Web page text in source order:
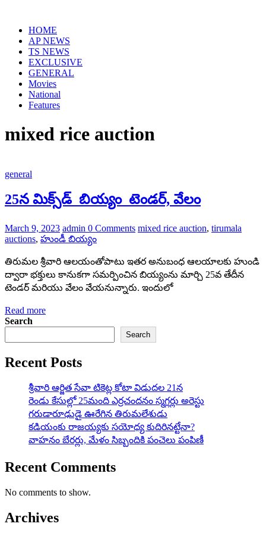
contentHOME
AP NEWS
TS NEWS
EXCLUSIVE
GENERAL
Movies
National
Features
mixed rice auction
general
25న మిక్స్‌డ్ ‌ బియ్యం ‌ టెండర్‌, వేలం
March 9, 2023 admin 0 Comments mixed rice auction, tirumala
auctions, హుండీ బియ్యం
తిరుమల శ్రీవారి ఆలయంతోపాటు ఇతర అనుబంధ ఆలయాలకు హుండి
ద్వారా భక్తులు కానుకగా సమర్పించిన బియ్యంను మార్చి 25వ తేదీన
టెండర్‌ మరియు వేలం వేయనున్నారు. ఇందులో
Read more
Search
Search
Recent Posts
శ్రీవారి ఆర్జిత సేవా టికెట్ల కోటా విడుదల 21న
రెండు కేసుల్లో 25మంది ఎర్రచందనం స్మగ్లర్లు అరెస్టు
గరుడారూఢుడై ఊరేగిన తిరుమలేశుడు
కడియంకు రాజయ్యకు సయోధ్య కుదిరినట్టేనా?
వాహ‌నం బేర‌ర్లు, మేళం సిబ్బందికి పంచెలు పంపిణీ
Recent Comments
No comments to show.
Archives